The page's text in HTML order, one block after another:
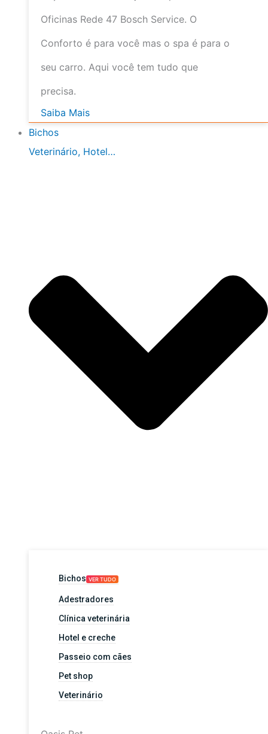
Oficinas Rede 47 Bosch Service. O
Conforto é para você mas o spa é para o
seu carro. Aqui você tem tudo que
precisa.
Saiba Mais
Bichos
Veterinário, Hotel…
Bichos VER TUDO
Adestradores
Clínica veterinária
Hotel e creche
Passeio com cães
Pet shop
Veterinário